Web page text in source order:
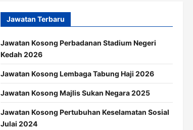
Jawatan Terbaru
Jawatan Kosong Perbadanan Stadium Negeri
Kedah 2026
Jawatan Kosong Lembaga Tabung Haji 2026
Jawatan Kosong Majlis Sukan Negara 2025
Jawatan Kosong Pertubuhan Keselamatan Sosial
Julai 2024